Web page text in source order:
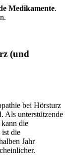
Medikamente.
(und
bei Hörsturz
Als unterstützende
die
ist die
Jahr